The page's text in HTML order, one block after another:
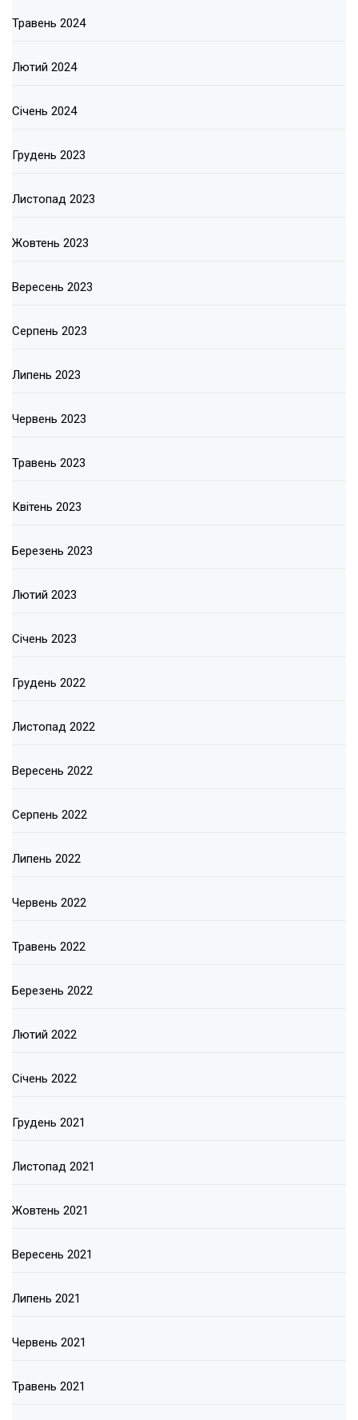
Травень 2024
Лютий 2024
Січень 2024
Грудень 2023
Листопад 2023
Жовтень 2023
Вересень 2023
Серпень 2023
Липень 2023
Червень 2023
Травень 2023
Квітень 2023
Березень 2023
Лютий 2023
Січень 2023
Грудень 2022
Листопад 2022
Вересень 2022
Серпень 2022
Липень 2022
Червень 2022
Травень 2022
Березень 2022
Лютий 2022
Січень 2022
Грудень 2021
Листопад 2021
Жовтень 2021
Вересень 2021
Липень 2021
Червень 2021
Травень 2021